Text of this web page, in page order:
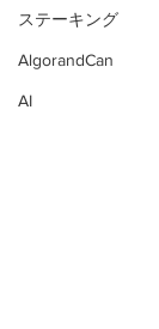
ステーキング
AlgorandCan
AI